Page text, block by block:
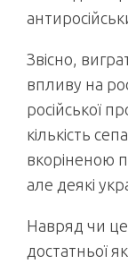
Звісно,
впливу на
російської
кількість
вкоріненою
але деякі
Навряд чи це
достатньої